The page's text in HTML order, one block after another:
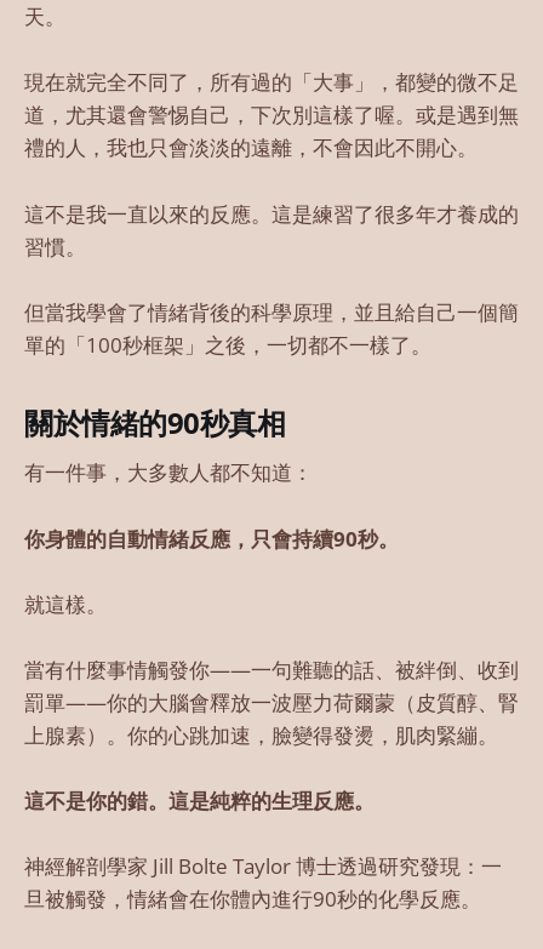
天。
現在就完全不同了，所有過的「大事」，都變的微不足
道，尤其還會警惕自己，下次別這樣了喔。或是遇到無
禮的人，我也只會淡淡的遠離，不會因此不開心。
這不是我一直以來的反應。這是練習了很多年才養成的
習慣。
但當我學會了情緒背後的科學原理，並且給自己一個簡
單的「100秒框架」之後，一切都不一樣了。
關於情緒的90秒真相
有一件事，大多數人都不知道：
你身體的自動情緒反應，只會持續90秒。
就這樣。
當有什麼事情觸發你——一句難聽的話、被絆倒、收到
罰單——你的大腦會釋放一波壓力荷爾蒙（皮質醇、腎
上腺素）。你的心跳加速，臉變得發燙，肌肉緊繃。
這不是你的錯。這是純粹的生理反應。
神經解剖學家 Jill Bolte Taylor 博士透過研究發現：一
旦被觸發，情緒會在你體內進行90秒的化學反應。